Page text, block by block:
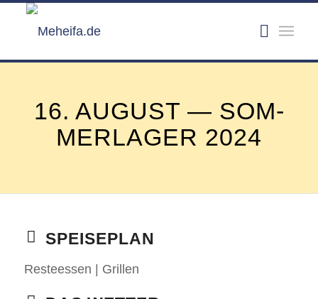
16. AUGUST — SOM­
MER­LA­GER 2024
SPEI­SE­PLAN
Res­tees­sen | Gril­len